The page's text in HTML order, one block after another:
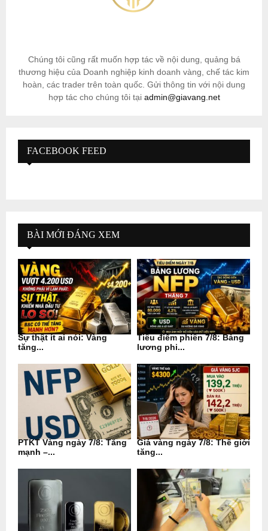
Chúng tôi cũng rất muốn hợp tác về nội dung, quảng bá
thương hiệu của Doanh nghiệp kinh doanh vàng, chế tác kim
hoàn, các trader trên toàn quốc. Gửi thông tin với nội dung
hợp tác cho chúng tôi tại admin@giavang.net
FACEBOOK FEED
BÀI MỚI ĐÁNG XEM
Sự thật ít ai nói: Vàng
tăng...
Tiêu điểm phiên 7/8: Bảng
lương phi...
PTKT Vàng ngày 7/8: Tăng
mạnh –...
Giá vàng ngày 7/8: Thế giới
tăng...